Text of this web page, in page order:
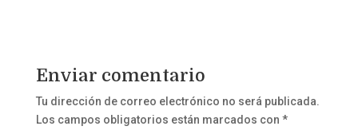
Enviar comentario
Tu dirección de correo electrónico no será publicada.
Los campos obligatorios están marcados con *